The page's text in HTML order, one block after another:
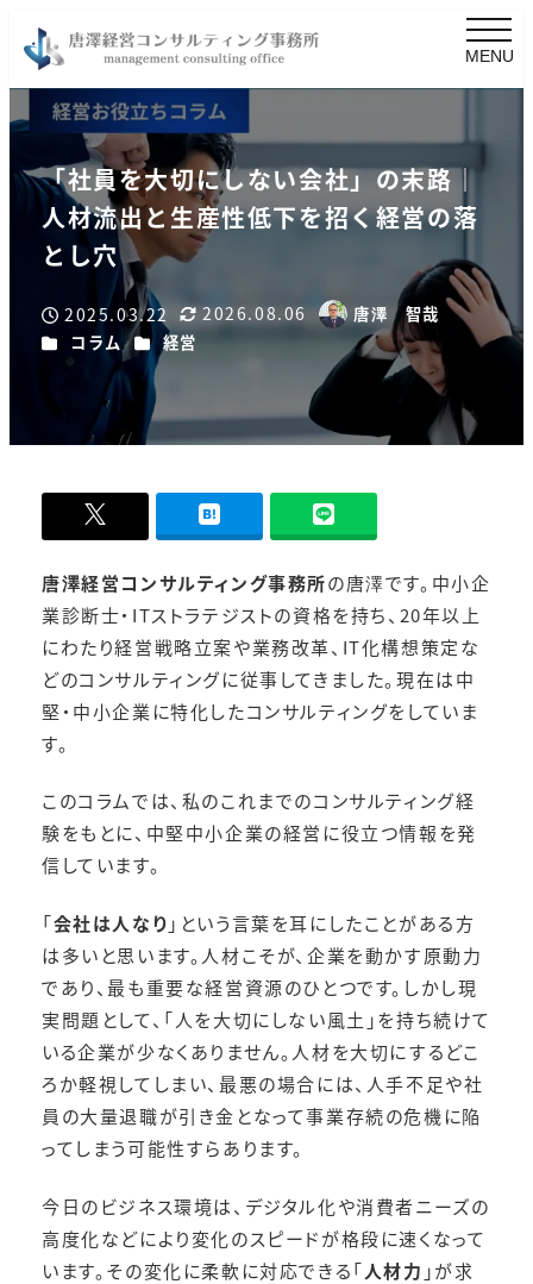
MENU
「社員を大切にしない会社」の末路｜
人材流出と生産性低下を招く経営の落
とし穴
投稿日2025.03.22 更新日
2026.08.06
著
唐澤 智哉
カテゴリー
コラム カテゴリー
経営
唐澤経営コンサルティング事務所の唐澤です。中小企
業診断士・ITストラテジストの資格を持ち、20年以上
にわたり経営戦略立案や業務改革、IT化構想策定な
どのコンサルティングに従事してきました。現在は中
堅・中小企業に特化したコンサルティングをしていま
す。
このコラムでは、私のこれまでのコンサルティング経
験をもとに、中堅中小企業の経営に役立つ情報を発
信しています。
「会社は人なり 」という言葉を耳にしたことがある方
は多いと思います。人材こそが、企業を動かす原動力
であり、最も重要な経営資源のひとつです。しかし現
実問題として、「人を大切にしない風土」を持ち続けて
いる企業が少なくありません。人材を大切にするどこ
ろか軽視してしまい、最悪の場合には、人手不足や社
員の大量退職が引き金となって事業存続の危機に陥
ってしまう可能性すらあります。
今日のビジネス環境は、デジタル化や消費者ニーズの
高度化などにより変化のスピードが格段に速くなって
います。その変化に柔軟に対応できる「人材力 」が求